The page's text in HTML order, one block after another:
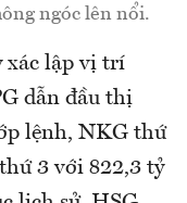
ngóc lên nổi.
xác lập vị trí
dẫn đầu thị
lệnh, NKG thứ
3 với 822,3 tỷ